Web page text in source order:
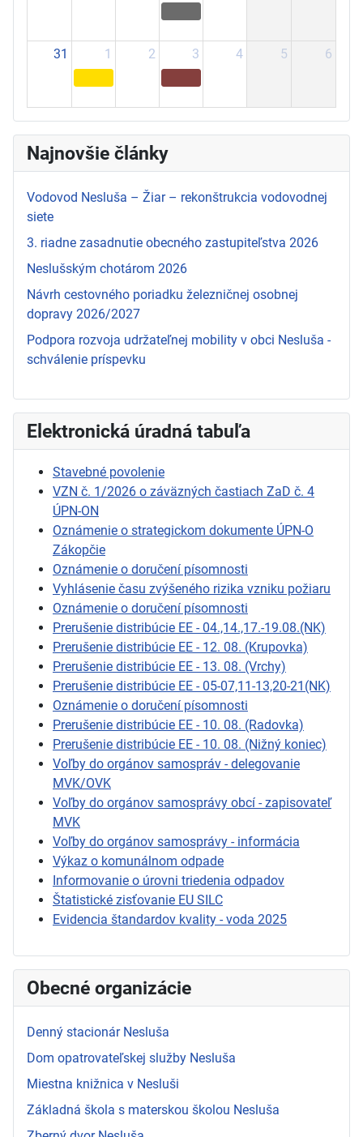
31 1 2 3 4 5 6
Najnovšie články
Vodovod Nesluša – Žiar – rekonštrukcia vodovodnej
siete
3. riadne zasadnutie obecného zastupiteľstva 2026
Neslušským chotárom 2026
Návrh cestovného poriadku železničnej osobnej
dopravy 2026/2027
Podpora rozvoja udržateľnej mobility v obci Nesluša -
schválenie príspevku
Elektronická úradná tabuľa
Stavebné povolenie
VZN č. 1/2026 o záväzných častiach ZaD č. 4
ÚPN-ON
Oznámenie o strategickom dokumente ÚPN-O
Zákopčie
Oznámenie o doručení písomnosti
Vyhlásenie času zvýšeného rizika vzniku požiaru
Oznámenie o doručení písomnosti
Prerušenie distribúcie EE - 04.,14.,17.-19.08.(NK)
Prerušenie distribúcie EE - 12. 08. (Krupovka)
Prerušenie distribúcie EE - 13. 08. (Vrchy)
Prerušenie distribúcie EE - 05-07,11-13,20-21(NK)
Oznámenie o doručení písomnosti
Prerušenie distribúcie EE - 10. 08. (Radovka)
Prerušenie distribúcie EE - 10. 08. (Nižný koniec)
Voľby do orgánov samospráv - delegovanie
MVK/OVK
Voľby do orgánov samosprávy obcí - zapisovateľ
MVK
Voľby do orgánov samosprávy - informácia
Výkaz o komunálnom odpade
Informovanie o úrovni triedenia odpadov
Štatistické zisťovanie EU SILC
Evidencia štandardov kvality - voda 2025
Obecné organizácie
Denný stacionár Nesluša
Dom opatrovateľskej služby Nesluša
Miestna knižnica v Nesluši
Základná škola s materskou školou Nesluša